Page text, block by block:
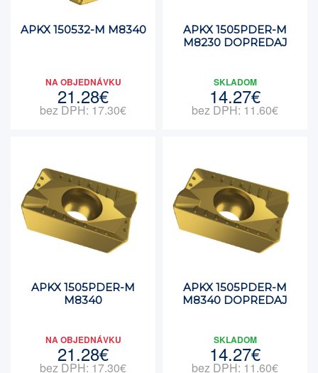
APKX 150532-M M8340
NA OBJEDNÁVKU
21.28€
bez DPH: 17.30€
APKX 1505PDER-M
M8230 DOPREDAJ
SKLADOM
14.27€
bez DPH: 11.60€
APKX 1505PDER-M
M8340
NA OBJEDNÁVKU
21.28€
bez DPH: 17.30€
APKX 1505PDER-M
M8340 DOPREDAJ
SKLADOM
14.27€
bez DPH: 11.60€